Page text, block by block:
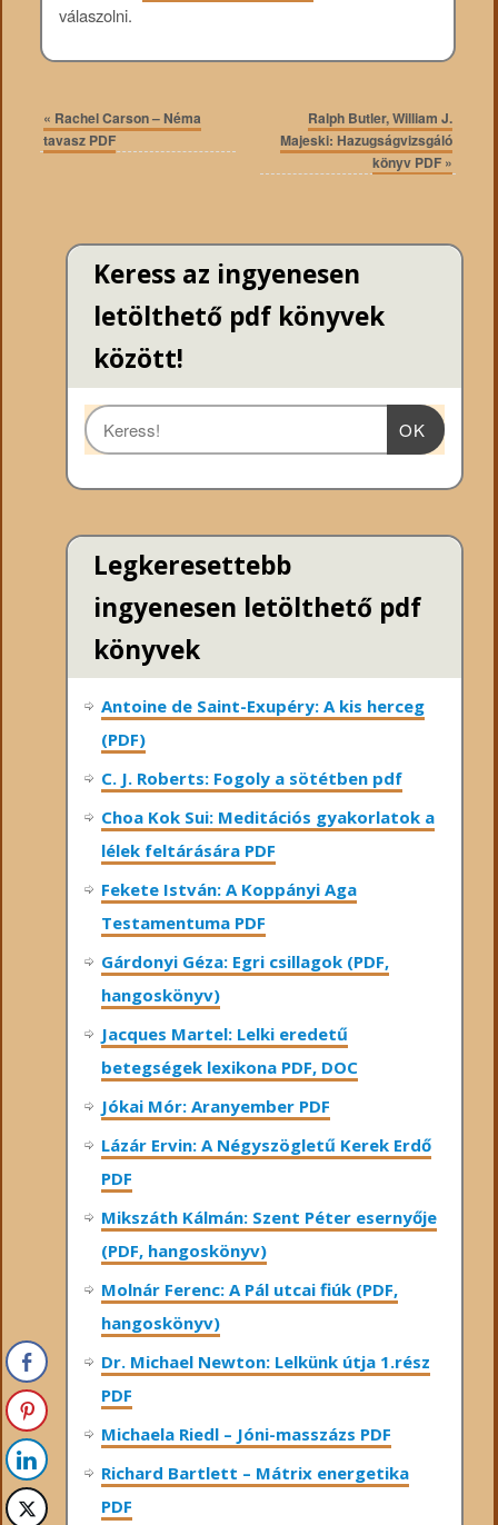
válaszolni.
« Rachel Carson – Néma
tavasz PDF
Ralph Butler, William J.
Majeski: Hazugságvizsgáló
könyv PDF »
Keress az ingyenesen
letölthető pdf könyvek
között!
OK
Legkeresettebb
ingyenesen letölthető pdf
könyvek
Antoine de Saint-Exupéry: A kis herceg
(PDF)
C. J. Roberts: Fogoly a sötétben pdf
Choa Kok Sui: Meditációs gyakorlatok a
lélek feltárására PDF
Fekete István: A Koppányi Aga
Testamentuma PDF
Gárdonyi Géza: Egri csillagok (PDF,
hangoskönyv)
Jacques Martel: Lelki eredetű
betegségek lexikona PDF, DOC
Jókai Mór: Aranyember PDF
Lázár Ervin: A Négyszögletű Kerek Erdő
PDF
Mikszáth Kálmán: Szent Péter esernyője
(PDF, hangoskönyv)
Molnár Ferenc: A Pál utcai fiúk (PDF,
hangoskönyv)
Dr. Michael Newton: Lelkünk útja 1.rész
PDF
Michaela Riedl – Jóni-masszázs PDF
Richard Bartlett – Mátrix energetika
PDF